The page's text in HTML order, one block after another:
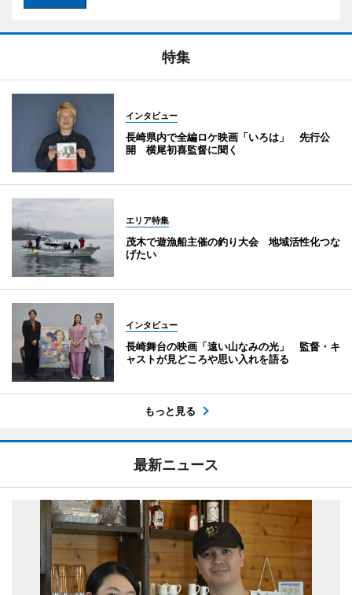
特集
インタビュー
長崎県内で全編ロケ映画「いろは」 先行公
開 横尾初喜監督に聞く
エリア特集
茂木で遊漁船主催の釣り大会 地域活性化つな
げたい
インタビュー
長崎舞台の映画「遠い山なみの光」 監督・キ
ャストが見どころや思い入れを語る
もっと見る
最新ニュース